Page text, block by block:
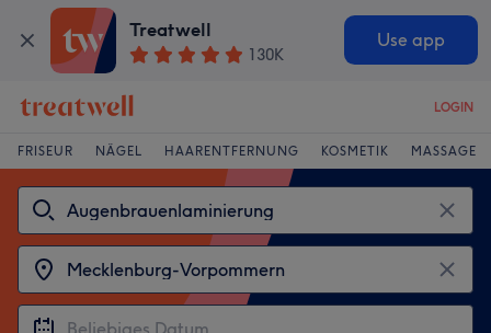
Treatwell
130K
Use app
LOGIN
FRISEUR NÄGEL HAARENTFERNUNG KOSMETIK MASSAGE